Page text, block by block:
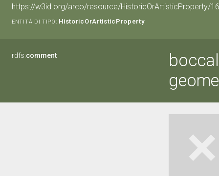
https://w3id.org/arco/resource/HistoricOrArtisticProperty/
ENTITÀ DI TIPO: HistoricOrArtisticProperty
rdfs:comment